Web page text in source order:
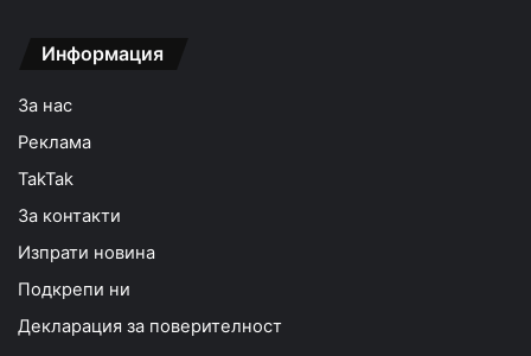
Информация
За нас
Реклама
TakTak
За контакти
Изпрати новина
Подкрепи ни
Декларация за поверителност